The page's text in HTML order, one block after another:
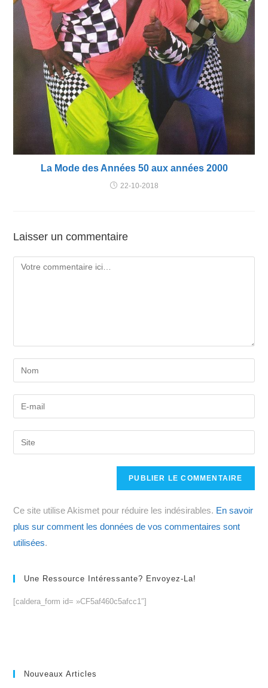
La Mode des Années 50 aux années 2000
22-10-2018
Laisser un commentaire
Comment
Enter
your
name
comment
Enter
your
email
address
Saisir
l’URL
(facultatif)
Ce site utilise Akismet pour réduire les indésirables. En savoir
plus sur comment les données de vos commentaires sont
utilisées.
Une Ressource Intéressante? Envoyez-La!
[caldera_form id= »CF5af460c5afcc1″]
Nouveaux Articles